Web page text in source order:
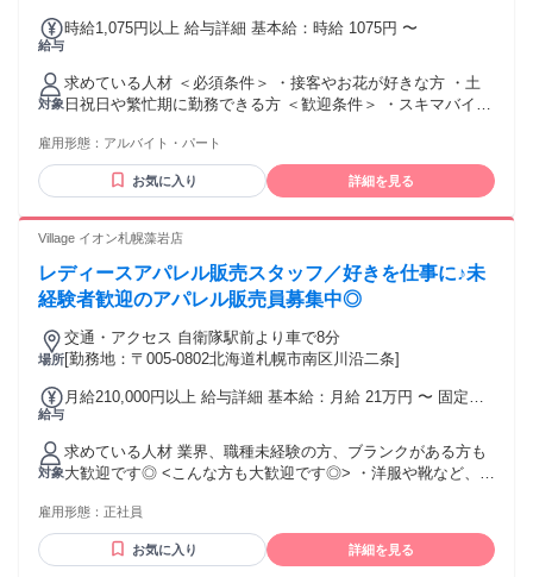
給与
時給1,075円以上 給与詳細 基本給：時給 1075円 〜
対象
求めている人材 ＜必須条件＞ ・接客やお花が好きな方 ・土
日祝日や繁忙期に勤務できる方 ＜歓迎条件＞ ・スキマバイト
ッフの経験がある方 ・無資格OK ・フラワーショップでの就
業経験がある方 ・フラワーアレンジメント学びたい方
雇用形態： アルバイト・パート
お気に入り 詳細を見る
Village イオン札幌藻岩店
レディースアパレル販売スタッフ／好きを仕事に♪未
経験者歓迎のアパレル販売員募集中◎
場所
交通・アクセス 自衛隊駅前より車で8分
[勤務地：〒005-0802北海道札幌市南区川沿二条]
給与
月給210,000円以上 給与詳細 基本給：月給 21万円 〜 固定残
勤・家族手当金額：なし 全員に一律で支払われるその他手当
金額：なし ＜その他手当＞ ・交通費規定支給 ・役職手当 ・
業績手当 ・バースデー手当（年1回） ※試用期間3~6ヶ月は月
給200,000円となります
対象
求めている人材 業界、職種未経験の方、ブランクがある方も
大歓迎です◎ <こんな方も大歓迎です◎> ・洋服や靴など、ア
戦してみたい方 ・未経験でもOK!アパレル業界へチャレンジ
したい方 ・人とコミュニケーションをとることが好きな方 ・
誰とでも分け隔てなく接し、気遣いができる方
雇用形態： 正社員
お気に入り 詳細を見る